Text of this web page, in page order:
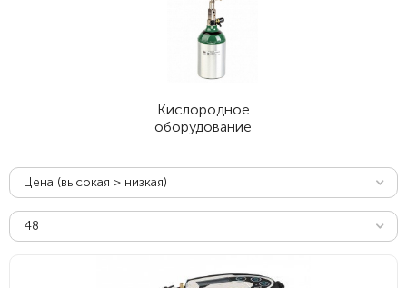
Кислородное
оборудование
Цена (высокая > низкая)
48